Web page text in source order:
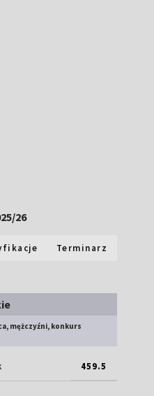
26
Terminarz
mężczyźni, konkurs
459.5